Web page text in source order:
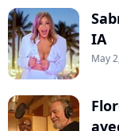
IA
May